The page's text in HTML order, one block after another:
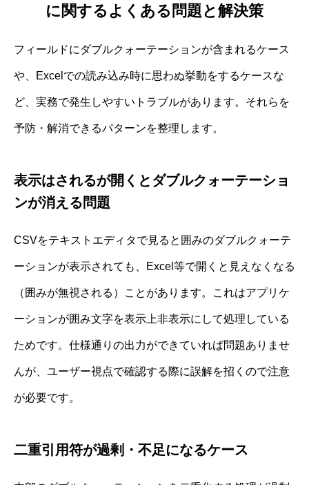
に関するよくある問題と解決策
フィールドにダブルクォーテーションが含まれるケース
や、Excelでの読み込み時に思わぬ挙動をするケースな
ど、実務で発生しやすいトラブルがあります。それらを
予防・解消できるパターンを整理します。
表示はされるが開くとダブルクォーテーショ
ンが消える問題
CSVをテキストエディタで見ると囲みのダブルクォーテ
ーションが表示されても、Excel等で開くと見えなくなる
（囲みが無視される）ことがあります。これはアプリケ
ーションが囲み文字を表示上非表示にして処理している
ためです。仕様通りの出力ができていれば問題ありませ
んが、ユーザー視点で確認する際に誤解を招くので注意
が必要です。
二重引用符が過剰・不足になるケース